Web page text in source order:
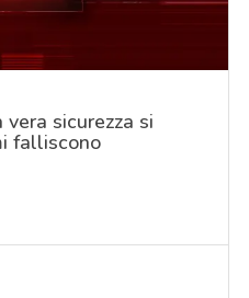
sicurezza si
falliscono